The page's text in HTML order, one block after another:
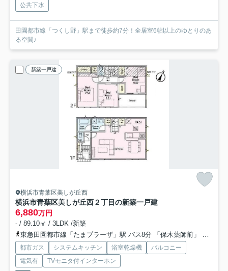
公共下水
田園都市線「つくし野」駅まで徒歩約7分！全居室6帖以上のゆとりのあ
る空間♪
新築一戸建
横浜市青葉区美しが丘西
横浜市青葉区美しが丘西２丁目の新築一戸建
6,880万円
- / 89.10㎡ / 3LDK /新築
東急田園都市線「たまプラーザ」駅 バス8分 「保木薬師前」 停歩2分
都市ガス システムキッチン 浴室乾燥機
バルコニー
電気有
TVモニタ付インターホン